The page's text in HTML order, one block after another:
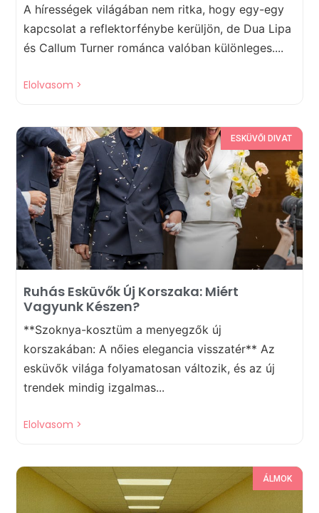
A hírességek világában nem ritka, hogy egy-egy
kapcsolat a reflektorfénybe kerüljön, de Dua Lipa
és Callum Turner románca valóban különleges....
Elolvasom >
ESKÜVŐI DIVAT
Ruhás Esküvők Új Korszaka: Miért
Vagyunk Készen?
**Szoknya-kosztüm a menyegzők új
korszakában: A nőies elegancia visszatér** Az
esküvők világa folyamatosan változik, és az új
trendek mindig izgalmas...
Elolvasom >
ÁLMOK